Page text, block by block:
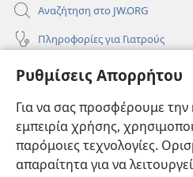
Ρυθμίσεις Απορρήτου
Για να σας προσφέρουμε
εμπειρία χρήσης,
παρόμοιες τεχνολογίες.
απαραίτητα για να
Αναζήτηση στο JW.ORG
Πληροφορίες για Γιατρούς
Πληροφορίες για Επίσημους
Συνεισφορές
(ανοίγει
παράθυρο)